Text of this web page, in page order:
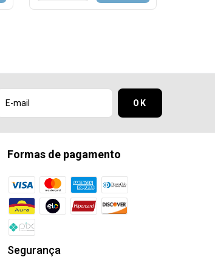
Formas de pagamento
Segurança